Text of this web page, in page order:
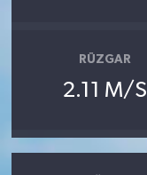
RÜZGAR
2.11 M/S